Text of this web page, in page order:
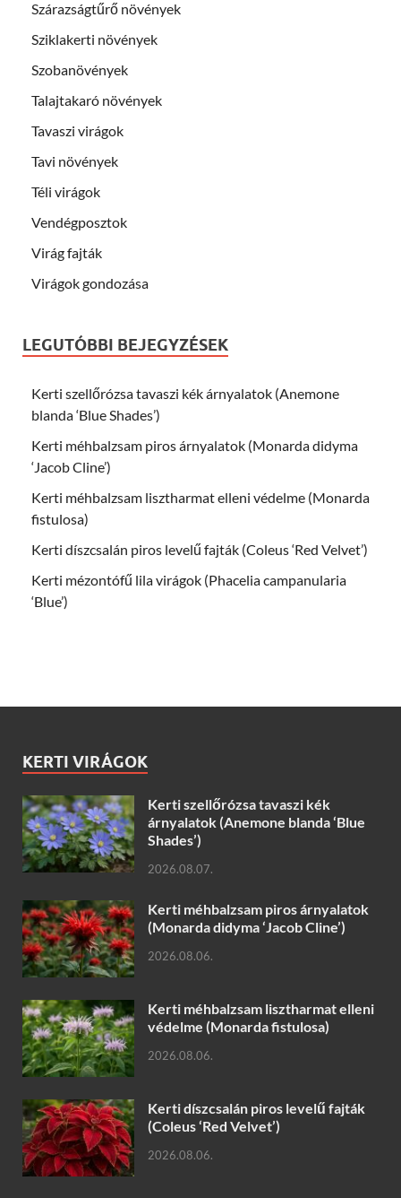
Szárazságtűrő növények
Sziklakerti növények
Szobanövények
Talajtakaró növények
Tavaszi virágok
Tavi növények
Téli virágok
Vendégposztok
Virág fajták
Virágok gondozása
LEGUTÓBBI BEJEGYZÉSEK
Kerti szellőrózsa tavaszi kék árnyalatok (Anemone
blanda ‘Blue Shades’)
Kerti méhbalzsam piros árnyalatok (Monarda didyma
‘Jacob Cline’)
Kerti méhbalzsam lisztharmat elleni védelme (Monarda
fistulosa)
Kerti díszcsalán piros levelű fajták (Coleus ‘Red Velvet’)
Kerti mézontófű lila virágok (Phacelia campanularia
‘Blue’)
KERTI VIRÁGOK
Kerti szellőrózsa tavaszi kék
árnyalatok (Anemone blanda ‘Blue
Shades’)
2026.08.07.
Kerti méhbalzsam piros árnyalatok
(Monarda didyma ‘Jacob Cline’)
2026.08.06.
Kerti méhbalzsam lisztharmat elleni
védelme (Monarda fistulosa)
2026.08.06.
Kerti díszcsalán piros levelű fajták
(Coleus ‘Red Velvet’)
2026.08.06.